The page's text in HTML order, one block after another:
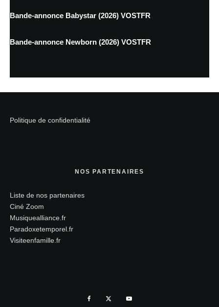
Bande-annonce Babystar (2026) VOSTFR
Bande-annonce Newborn (2026) VOSTFR
Politique de confidentialité
NOS PARTENAIRES
Liste de nos partenaires
Ciné Zoom
Musiquealliance.fr
Paradoxetemporel.fr
Visiteenfamille.fr